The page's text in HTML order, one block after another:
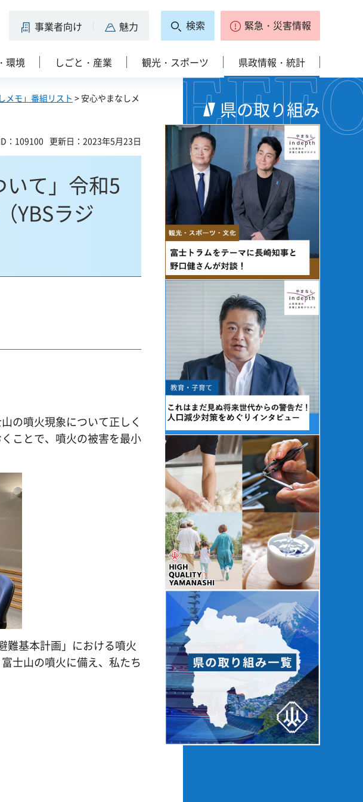
事業者向け 魅力 検索 緊急・災害情報
環境 しごと・産業 観光・スポーツ 県政情報・統計
メモ」番組リスト > 安心やまなしメ
：109100 更新日：2023年5月23日
て」令和5
YBSラジ
の噴火現象について正しく
ことで、噴火の被害を最小
難基本計画」における噴火
士山の噴火に備え、私たち
県の取り組み